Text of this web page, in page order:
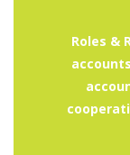
Roles &